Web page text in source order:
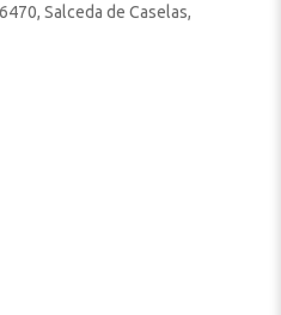
Salceda de Caselas,